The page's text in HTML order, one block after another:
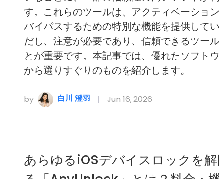
す。これらのツールは、アクティベーショ
バイパスするための特別な機能を提供して
だし、注意が必要であり、信頼できるツー
とが重要です。本記事では、優れたソフト
から選りすぐりのものを紹介します。
by 白川 澄羽 Jun 16, 2026
あらゆるiOSデバイスロックを